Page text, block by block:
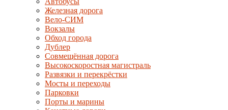
Железная дорога
Вело-СИМ
Вокзалы
Обход города
Дублер
Совмещённая дорога
Высокоскоростная магистраль
Развязки и перекрёстки
Мосты и переходы
Парковки
Порты и марины